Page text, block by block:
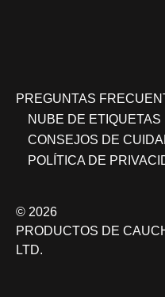
PREGUNTAS
NUBE DE ETIQUETAS
CONSEJOS DE
POLÍTICA DE
© 2026
PRODUCTOS DE
LTD.